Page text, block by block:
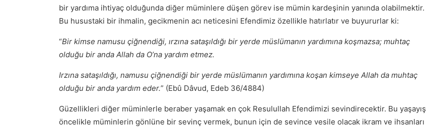
bir yardıma ihtiyaç olduğunda diğer müminlere düşen görev ise mümin kardeşinin yanında olabilmektir.
Bu husustaki bir ihmalin, gecikmenin acı neticesini Efendimiz özellikle hatırlatır ve buyururlar ki:
“Bir kimse namusu çiğnendiği, ırzına sataşıldığı bir yerde müslümanın yardımına koşmazsa; muhtaç
olduğu bir anda Allah da O’na yardım etmez.
Irzına sataşıldığı, namusu çiğnendiği bir yerde müslümanın yardımına koşan kimseye Allah da muhtaç
olduğu bir anda yardım eder.” (Ebû Dâvud, Edeb 36/4884)
Güzellikleri diğer müminlerle beraber yaşamak en çok Resulullah Efendimizi sevindirecektir. Bu yaşayış
öncelikle müminlerin gönlüne bir sevinç vermek, bunun için de sevince vesile olacak ikram ve ihsanları